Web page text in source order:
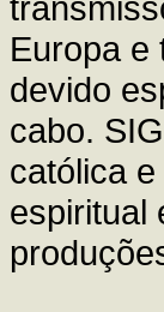
Europa e
devido
cabo.
católica
espiritual